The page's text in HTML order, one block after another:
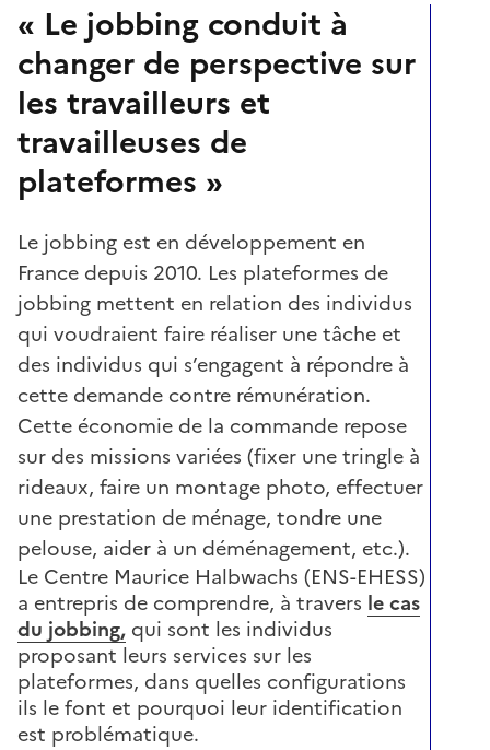
« Le jobbing conduit à
changer de perspective sur
les travailleurs et
travailleuses de
plateformes »
Le jobbing est en développement en
France depuis 2010. Les plateformes de
jobbing mettent en relation des individus
qui voudraient faire réaliser une tâche et
des individus qui s’engagent à répondre à
cette demande contre rémunération.
Cette économie de la commande repose
sur des missions variées (fixer une tringle à
rideaux, faire un montage photo, effectuer
une prestation de ménage, tondre une
pelouse, aider à un déménagement, etc.).
Le Centre Maurice Halbwachs (ENS-EHESS)
a entrepris de comprendre, à travers le cas
du jobbing, qui sont les individus
proposant leurs services sur les
plateformes, dans quelles configurations
ils le font et pourquoi leur identification
est problématique.